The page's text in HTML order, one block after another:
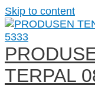
Skip to content
TERPAL